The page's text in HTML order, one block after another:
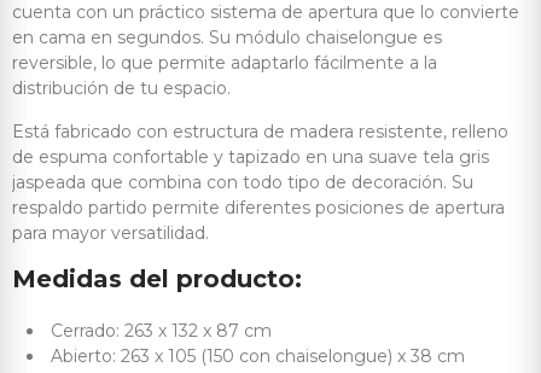
cuenta con un práctico sistema de apertura que lo convierte
en cama en segundos. Su módulo chaiselongue es
reversible, lo que permite adaptarlo fácilmente a la
distribución de tu espacio.
Está fabricado con estructura de madera resistente, relleno
de espuma confortable y tapizado en una suave tela gris
jaspeada que combina con todo tipo de decoración. Su
respaldo partido permite diferentes posiciones de apertura
para mayor versatilidad.
Medidas del producto:
Cerrado: 263 x 132 x 87 cm
Abierto: 263 x 105 (150 con chaiselongue) x 38 cm